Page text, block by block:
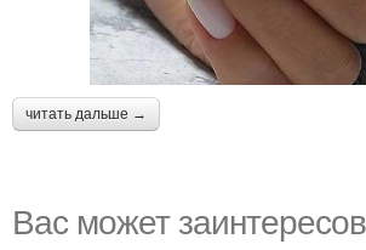
читать дальше →
Вас может